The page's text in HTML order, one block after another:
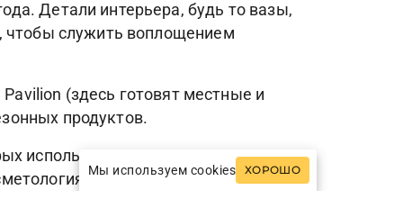
Детали интерьера, будь то вазы,
чтобы служить воплощением
(здесь готовят местные и
продуктов.
используется вода из природного
китайская медицина,
Мы используем cookies ХОРОШО